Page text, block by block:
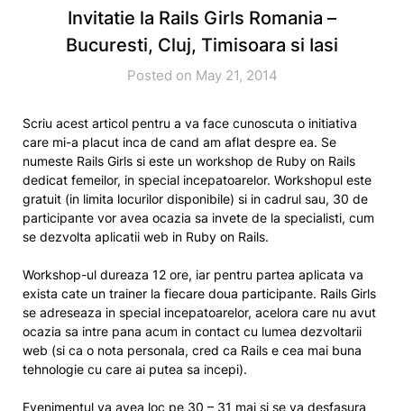
Invitatie la Rails Girls Romania –
Bucuresti, Cluj, Timisoara si Iasi
Posted on May 21, 2014
Scriu acest articol pentru a va face cunoscuta o initiativa
care mi-a placut inca de cand am aflat despre ea. Se
numeste Rails Girls si este un workshop de Ruby on Rails
dedicat femeilor, in special incepatoarelor. Workshopul este
gratuit (in limita locurilor disponibile) si in cadrul sau, 30 de
participante vor avea ocazia sa invete de la specialisti, cum
se dezvolta aplicatii web in Ruby on Rails.
Workshop-ul dureaza 12 ore, iar pentru partea aplicata va
exista cate un trainer la fiecare doua participante. Rails Girls
se adreseaza in special incepatoarelor, acelora care nu avut
ocazia sa intre pana acum in contact cu lumea dezvoltarii
web (si ca o nota personala, cred ca Rails e cea mai buna
tehnologie cu care ai putea sa incepi).
Evenimentul va avea loc pe 30 – 31 mai si se va desfasura